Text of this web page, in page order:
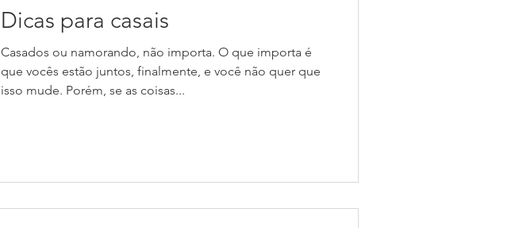
Dicas para casais
Casados ou namorando, não importa. O que importa é
que vocês estão juntos, finalmente, e você não quer que
isso mude. Porém, se as coisas...